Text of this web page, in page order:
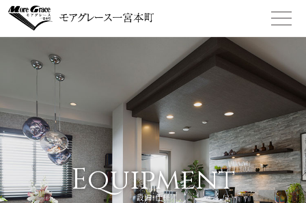
Equipment
設備・仕様